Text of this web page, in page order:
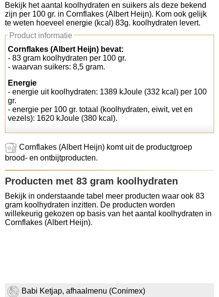
Koolhydraten tellen
Links
Bekijk het aantal koolhydraten en suikers als deze bekend
zijn per 100 gr. in Cornflakes (Albert Heijn). Kom ook gelijk
te weten hoeveel energie (kcal) 83g. koolhydraten levert.
Product informatie
Cornflakes (Albert Heijn) bevat:
- 83 gram koolhydraten per 100 gr.
- waarvan suikers: 8,5 gram.
Energie
- energie uit koolhydraten: 1389 kJoule (332 kcal) per 100
gr.
- energie per 100 gr. totaal (koolhydraten, eiwit, vet en
vezels): 1620 kJoule (380 kcal).
Cornflakes (Albert Heijn) komt uit de productgroep
brood- en ontbijtproducten.
Producten met 83 gram koolhydraten
Bekijk in onderstaande tabel meer producten waar ook 83
gram koolhydraten inzitten. De producten worden
willekeurig gekozen op basis van het aantal koolhydraten in
Cornflakes (Albert Heijn).
Babi Ketjap, afhaalmenu (Conimex)